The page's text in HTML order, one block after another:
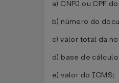
a) CNPJ ou CPF
b) número do
c) valor total da
d) base de
e) valor do ICMS;